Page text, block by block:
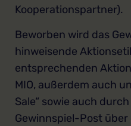
Kooperationspartner).
Beworben wird das
hinweisende
entsprechenden
MIO, außerdem auch
Sale“ sowie auch
Gewinnspiel-Post über